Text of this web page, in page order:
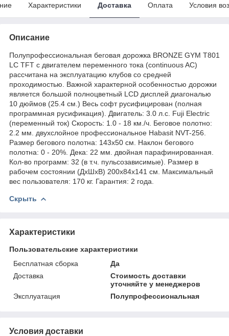
Характеристики Доставка Оплата Условия
Описание
Полупрофессиональная беговая дорожка BRONZE GYM T801
LC TFT с двигателем переменного тока (continuous AC)
рассчитана на эксплуатацию клубов со средней
проходимостью. Важной характерной особенностью дорожки
является большой полноцветный LCD дисплей диагональю
10 дюймов (25.4 см.) Весь софт русифицирован (полная
программная русификация). Двигатель: 3.0 л.с. Fuji Electric
(переменный ток) Скорость: 1.0 - 18 км./ч. Беговое полотно:
2.2 мм. двухслойное профессиональное Habasit NVT-256.
Размер бегового полотна: 143х50 см. Наклон бегового
полотна: 0 - 20%. Дека: 22 мм. двойная парафинированная.
Кол-во программ: 32 (в т.ч. пульсозависимые). Размер в
рабочем состоянии (ДхШхВ) 200х84х141 см. Максимальный
вес пользователя: 170 кг. Гарантия: 2 года.
Скрыть
Характеристики
Пользовательские характеристики
Бесплатная сборка
Да
Доставка
Стоимость доставки
уточняйте у менеджеров
Эксплуатация
Полупрофессиональная
Условия доставки